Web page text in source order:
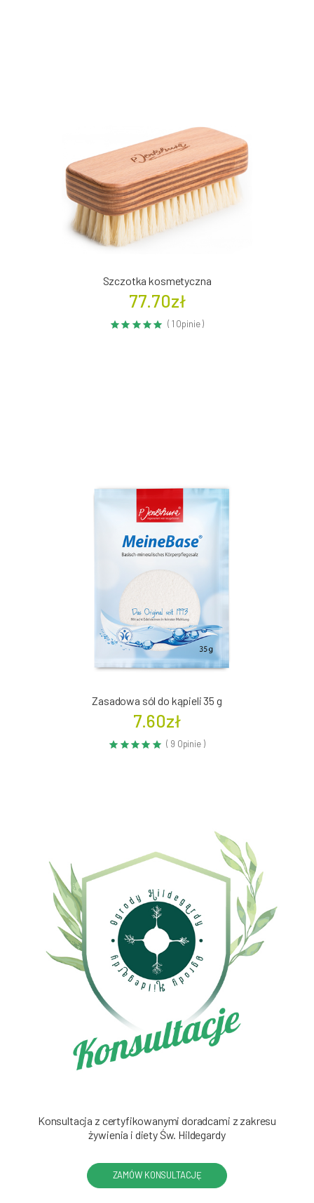
Szczotka kosmetyczna
77.70zł
( 1 Opinie )
Zasadowa sól do kąpieli 35 g
7.60zł
( 9 Opinie )
Konsultacja z certyfikowanymi doradcami z zakresu
żywienia i diety Św. Hildegardy
ZAMÓW KONSULTACJĘ